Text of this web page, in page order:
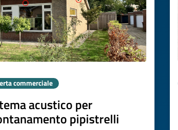
commerciale
acustico per
pipistrelli